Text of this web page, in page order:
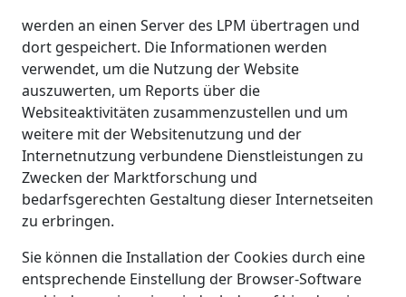
werden an einen Server des LPM übertragen und
dort gespeichert. Die Informationen werden
verwendet, um die Nutzung der Website
auszuwerten, um Reports über die
Websiteaktivitäten zusammenzustellen und um
weitere mit der Websitenutzung und der
Internetnutzung verbundene Dienstleistungen zu
Zwecken der Marktforschung und
bedarfsgerechten Gestaltung dieser Internetseiten
zu erbringen.
Sie können die Installation der Cookies durch eine
entsprechende Einstellung der Browser-Software